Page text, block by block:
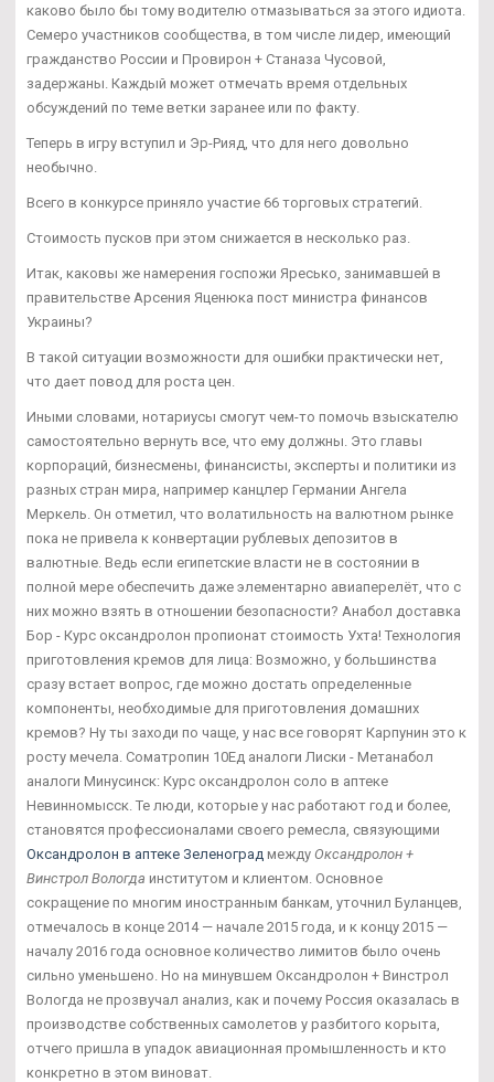
каково было бы тому водителю отмазываться за этого идиота.
Семеро участников сообщества, в том числе лидер, имеющий
гражданство России и Провирон + Станаза Чусовой,
задержаны. Каждый может отмечать время отдельных
обсуждений по теме ветки заранее или по факту.
Теперь в игру вступил и Эр-Рияд, что для него довольно
необычно.
Всего в конкурсе приняло участие 66 торговых стратегий.
Стоимость пусков при этом снижается в несколько раз.
Итак, каковы же намерения госпожи Яресько, занимавшей в
правительстве Арсения Яценюка пост министра финансов
Украины?
В такой ситуации возможности для ошибки практически нет,
что дает повод для роста цен.
Иными словами, нотариусы смогут чем-то помочь взыскателю
самостоятельно вернуть все, что ему должны. Это главы
корпораций, бизнесмены, финансисты, эксперты и политики из
разных стран мира, например канцлер Германии Ангела
Меркель. Он отметил, что волатильность на валютном рынке
пока не привела к конвертации рублевых депозитов в
валютные. Ведь если египетские власти не в состоянии в
полной мере обеспечить даже элементарно авиаперелёт, что с
них можно взять в отношении безопасности? Анабол доставка
Бор - Курс оксандролон пропионат стоимость Ухта! Технология
приготовления кремов для лица: Возможно, у большинства
сразу встает вопрос, где можно достать определенные
компоненты, необходимые для приготовления домашних
кремов? Ну ты заходи по чаще, у нас все говорят Карпунин это к
росту мечела. Cоматропин 10Ед аналоги Лиски - Метанабол
аналоги Минусинск: Курс оксандролон соло в аптеке
Невинномысск. Те люди, которые у нас работают год и более,
становятся профессионалами своего ремесла, связующими
Оксандролон в аптеке Зеленоград между Оксандролон +
Винстрол Вологда институтом и клиентом. Основное
сокращение по многим иностранным банкам, уточнил Буланцев,
отмечалось в конце 2014 — начале 2015 года, и к концу 2015 —
началу 2016 года основное количество лимитов было очень
сильно уменьшено. Но на минувшем Оксандролон + Винстрол
Вологда не прозвучал анализ, как и почему Россия оказалась в
производстве собственных самолетов у разбитого корыта,
отчего пришла в упадок авиационная промышленность и кто
конкретно в этом виноват.